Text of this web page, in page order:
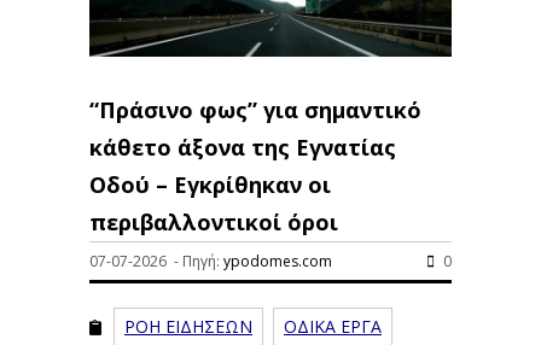
“Πράσινο φως” για σημαντικό
κάθετο άξονα της Εγνατίας
Οδού – Εγκρίθηκαν οι
περιβαλλοντικοί όροι
07-07-2026 - Πηγή: ypodomes.com 0
ΡΟΗ ΕΙΔΗΣΕΩΝ ΟΔΙΚΑ ΕΡΓΑ